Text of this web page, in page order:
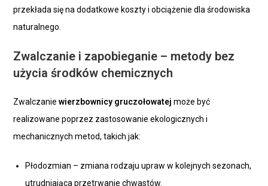
przekłada się na dodatkowe koszty i obciążenie dla środowiska
naturalnego.
Zwalczanie i zapobieganie – metody bez
użycia środków chemicznych
Zwalczaniewierzbownicy gruczołowatej może być
realizowane poprzez zastosowanie ekologicznych i
mechanicznych metod, takich jak:
Płodozmian – zmiana rodzaju upraw w kolejnych sezonach,
utrudniająca przetrwanie chwastów.